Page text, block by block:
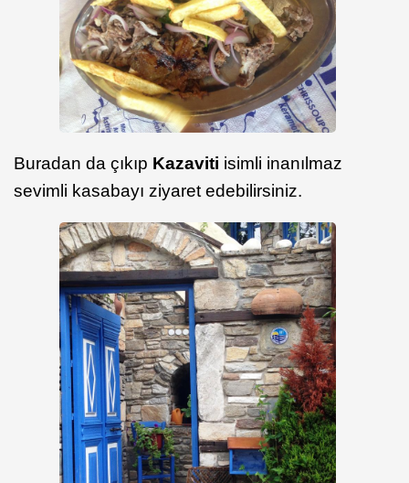
Buradan da çıkıp Kazaviti isimli inanılmaz
sevimli kasabayı ziyaret edebilirsiniz.